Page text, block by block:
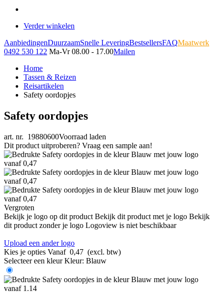
Verder winkelen
AanbiedingenDuurzaamSnelle LeveringBestsellersFAQMaatwerk
0492 530 122 Ma-Vr 08.00 - 17.00Mailen
Home
Tassen & Reizen
Reisartikelen
Safety oordopjes
Safety oordopjes
art. nr. 19880600Voorraad laden
Dit product uitproberen? Vraag een sample aan!
Vergroten
Bekijk je logo op dit product Bekijk dit product met je logo Bekijk
dit product zonder je logo Logoview is niet beschikbaar
Upload een ander logo
Kies je opties Vanaf 0,47 (excl. btw)
Selecteer een kleur Kleur: Blauw